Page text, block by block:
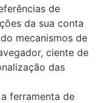
de
da sua conta
mecanismos de
ciente de
das
ferramenta de